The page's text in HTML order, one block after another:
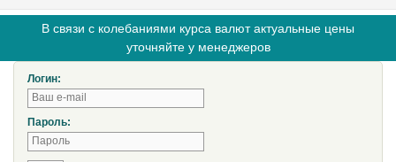
В связи с колебаниями курса валют актуальные цены
уточняйте у менеджеров
Логин:
Пароль: